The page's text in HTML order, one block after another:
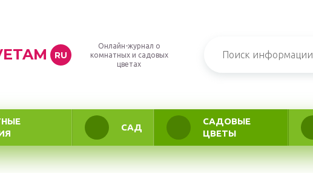
RU
Онлайн-журнал о
комнатных и садовых
цветах
САД
САДОВЫЕ
ЦВЕТЫ